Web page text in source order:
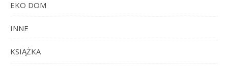
EKO DOM
INNE
KSIĄŻKA